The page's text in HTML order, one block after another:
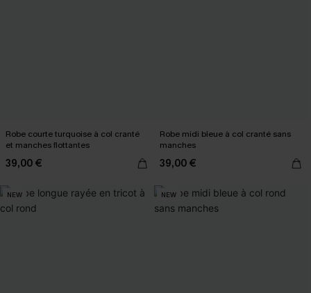
Robe courte turquoise à col cranté
et manches flottantes
39,00 €
Robe midi bleue à col cranté sans
manches
39,00 €
NEW NEW